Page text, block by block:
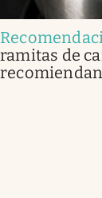
ramitas de